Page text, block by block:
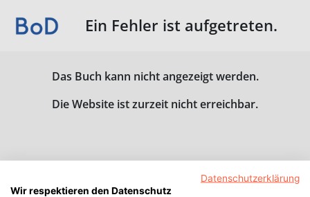
Ein Fehler ist aufgetreten.
Das Buch kann nicht angezeigt werden.
Die Website ist zurzeit nicht erreichbar.
Datenschutzerklärung
Wir respektieren den Datenschutz